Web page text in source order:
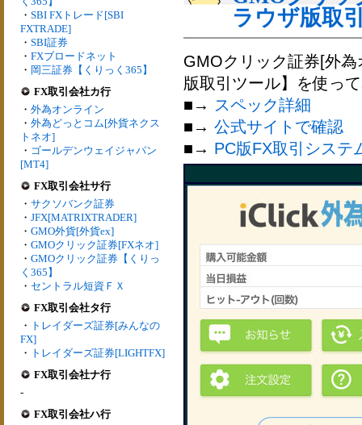
・ SBI FXトレード[SBI
FXTRADE]
・ SBI証券
・ FXブロードネット
・ 岡三証券【くりっく365】
FX取引会社カ行
・ 外為オンライン
・ 外為どっとコム[外貨ネクス
トネオ]
・ ゴールデンウェイジャパン
[MT4]
FX取引会社サ行
・ サクソバンク証券
・ JFX[MATRIXTRADER]
・ GMO外貨[外貨ex]
・ GMOクリック証券[FXネオ]
・ GMOクリック証券【くりっ
く365】
・ セントラル短資ＦＸ
FX取引会社タ行
・ トレイダーズ証券[みんなの
FX]
・ トレイダーズ証券[LIGHTFX]
FX取引会社ナ行
-
FX取引会社ハ行
ラウザ版取
GMOクリック証券[外
版取引ツール】 を使っ
■→ スペック詳細
■→ 公式サイトで確認
■→ PC版FX取引システ